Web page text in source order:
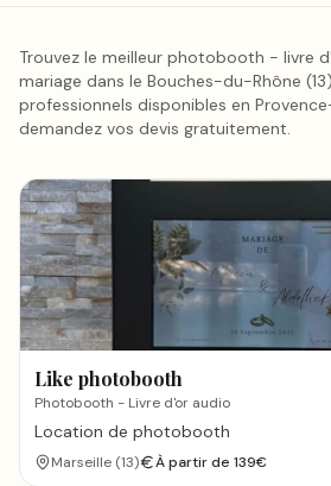
Trouvez le meilleur photobooth - livre
mariage dans le Bouches-du-Rhône (13
professionnels disponibles en
demandez vos devis gratuitement.
Like photobooth
Photobooth - Livre d'or audio
Location de photobooth
Marseille (13) À partir de 139€